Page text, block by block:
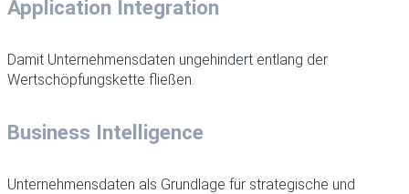
Application Integration
Damit Unternehmensdaten ungehindert entlang der
Wertschöpfungskette fließen.
Business Intelligence
Unternehmensdaten als Grundlage für strategische und